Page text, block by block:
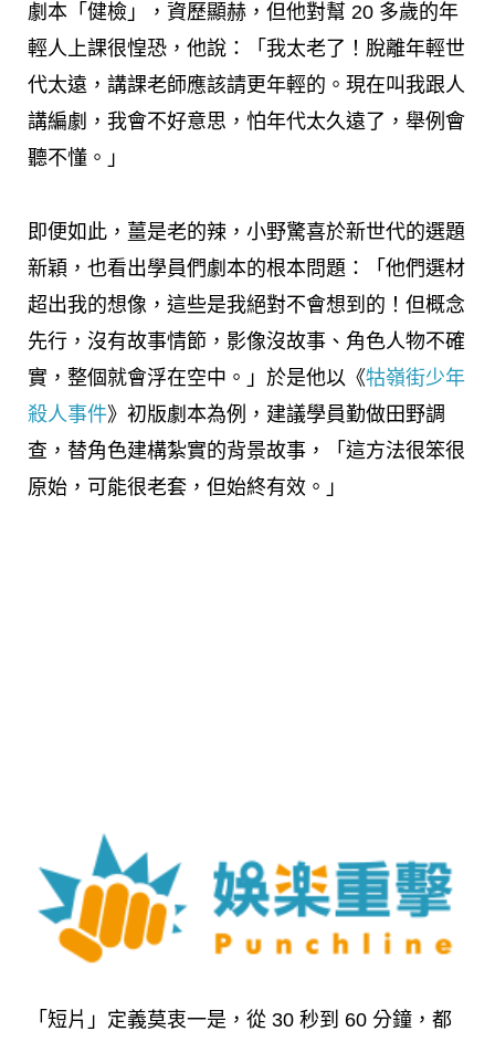
劇本「健檢」，資歷顯赫，但他對幫 20 多歲的年
輕人上課很惶恐，他說：「我太老了！脫離年輕世
代太遠，講課老師應該請更年輕的。現在叫我跟人
講編劇，我會不好意思，怕年代太久遠了，舉例會
聽不懂。」
即便如此，薑是老的辣，小野驚喜於新世代的選題
新穎，也看出學員們劇本的根本問題：「他們選材
超出我的想像，這些是我絕對不會想到的！但概念
先行，沒有故事情節，影像沒故事、角色人物不確
實，整個就會浮在空中。」於是他以《牯嶺街少年
殺人事件》初版劇本為例，建議學員勤做田野調
查，替角色建構紮實的背景故事，「這方法很笨很
原始，可能很老套，但始終有效。」
「短片」定義莫衷一是，從 30 秒到 60 分鐘，都